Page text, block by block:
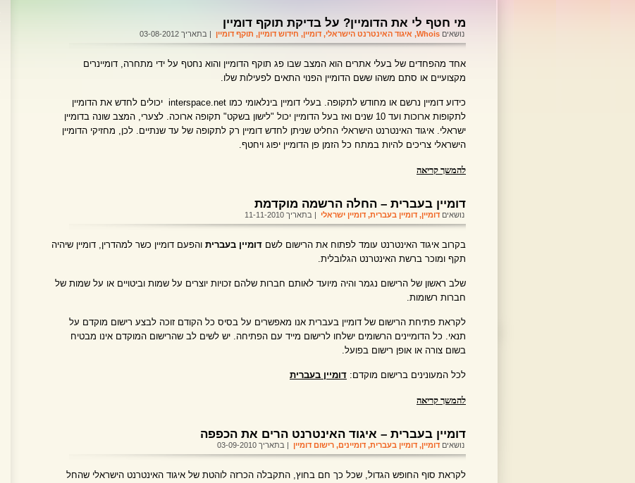
מי חטף לי את הדומיין? על בדיקת תוקף דומיין
נושאים Whois
, איגוד האינטרנט הישראלי, דומיין, חידוש דומיין, תוקף דומיין | בתאריך 03-08-2012
אחד מהפחדים של בעלי אתרים הוא המצב שבו פג תוקף הדומיין והוא נחטף על ידי מתחרה, דומיינרים
מקצועיים או סתם משהו ששם הדומיין הפנוי התאים לפעילות שלו.
כידוע דומיין נרשם או מחודש לתקופה. בעלי דומיין בינלאומי כמו interspace.net יכולים לחדש את הדומיין
לתקופות ארוכות ועד 10 שנים ואז בעל הדומיין יכול "לישון בשקט" תקופה ארוכה. לצערי, המצב שונה בדומיין
ישראלי. איגוד האינטרנט הישראלי החליט שניתן לחדש דומיין רק לתקופה של עד שנתיים. לכן, מחזיקי הדומיין
הישראלי צריכים להיות במתח כל הזמן פן הדומיין יפוג ויחטף.
להמשך קריאה
דומיין בעברית – החלה הרשמה מוקדמת
נושאים דומיין, דומיין בעברית, דומיין ישראלי | בתאריך 11-11-2010
בקרוב איגוד האינטרנט עומד לפתוח את הרישום לשם דומיין בעברית והפעם דומיין כשר למהדרין, דומיין שיהיה
תקף ומוכר ברשת האינטרנט הגלובלית.
שלב ראשון של הרישום נגמר והיה מיועד לאותם חברות שלהם זכויות יוצרים על שמות וביטויים או על שמות של
חברות רשומות.
לקראת פתיחת הרישום של דומיין בעברית אנו מאפשרים על בסיס כל הקודם זוכה לבצע רישום מוקדם על
תנאי. כל הדומיינים הרשומים ישלחו לרישום מייד עם הפתיחה. יש לשים לב שהרישום המוקדם אינו מבטיח
בשום צורה או אופן רישום בפועל.
לכל המעונינים ברישום מוקדם: דומיין בעברית
להמשך קריאה
דומיין בעברית – איגוד האינטרנט הרים את הכפפה
נושאים דומיין, דומיין בעברית, דומיינים, רישום דומיין | בתאריך 03-09-2010
לקראת סוף החופש הגדול, שכל כך חם בחוץ, התקבלה הכרזה לוהטת של איגוד האינטרנט הישראלי שהחל